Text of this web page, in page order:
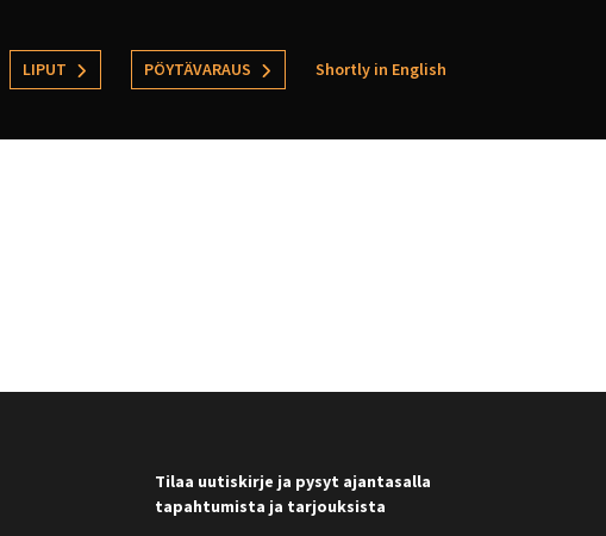
LIPUT PÖYTÄVARAUS Shortly in English
Tilaa uutiskirje ja pysyt ajantasalla
tapahtumista ja tarjouksista